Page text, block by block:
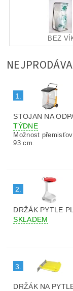
BEZ
1.
STOJAN NA
TÝDNE
Možnost
93 cm.
2.
DRŽÁK PYTLE
SKLADEM
3.
DRŽÁK NA